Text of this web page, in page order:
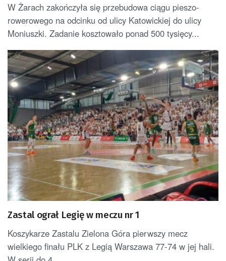
W Żarach zakończyła się przebudowa ciągu pieszo-
rowerowego na odcinku od ulicy Katowickiej do ulicy
Moniuszki. Zadanie kosztowało ponad 500 tysięcy...
Zastal ograł Legię w meczu nr 1
Koszykarze Zastalu Zielona Góra pierwszy mecz
wielkiego finału PLK z Legią Warszawa 77-74 w jej hali.